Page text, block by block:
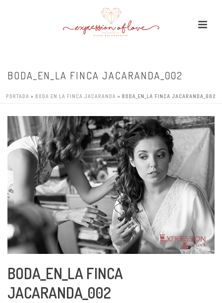
BODA_EN_LA FINCA JACARANDA_002
PORTADA » BODA EN LA FINCA JACARANDA » BODA_EN_LA FINCA JACARANDA_002
BODA_EN_LA FINCA
JACARANDA_002